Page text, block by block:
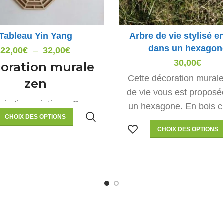
Yin Yang
22,00€ – 32,00€Plage
prix :
32,00€
murale
zen
asiatique. Ce
bagua yin et yang est
CHOIX DES OPTIONS
Arbre de vie stylisé
dans un
30,00€
Cette décoration
de vie vous est
un hexagone. En bois
en bois foncé, elle
intérieurs zen.CHOIX DES OPTIONS